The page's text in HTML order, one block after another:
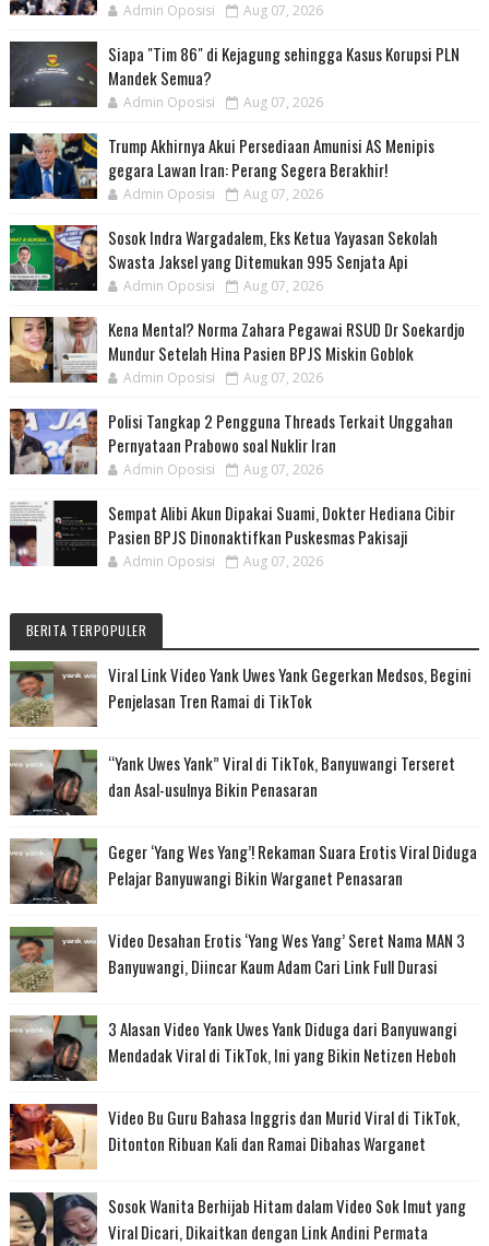
Admin Oposisi Aug 07, 2026
Siapa "Tim 86" di Kejagung sehingga Kasus Korupsi PLN
Mandek Semua?
Admin Oposisi Aug 07, 2026
Trump Akhirnya Akui Persediaan Amunisi AS Menipis
gegara Lawan Iran: Perang Segera Berakhir!
Admin Oposisi Aug 07, 2026
Sosok Indra Wargadalem, Eks Ketua Yayasan Sekolah
Swasta Jaksel yang Ditemukan 995 Senjata Api
Admin Oposisi Aug 07, 2026
Kena Mental? Norma Zahara Pegawai RSUD Dr Soekardjo
Mundur Setelah Hina Pasien BPJS Miskin Goblok
Admin Oposisi Aug 07, 2026
Polisi Tangkap 2 Pengguna Threads Terkait Unggahan
Pernyataan Prabowo soal Nuklir Iran
Admin Oposisi Aug 07, 2026
Sempat Alibi Akun Dipakai Suami, Dokter Hediana Cibir
Pasien BPJS Dinonaktifkan Puskesmas Pakisaji
Admin Oposisi Aug 07, 2026
BERITA TERPOPULER
Viral Link Video Yank Uwes Yank Gegerkan Medsos, Begini
Penjelasan Tren Ramai di TikTok
“Yank Uwes Yank” Viral di TikTok, Banyuwangi Terseret
dan Asal-usulnya Bikin Penasaran
Geger ‘Yang Wes Yang’! Rekaman Suara Erotis Viral Diduga
Pelajar Banyuwangi Bikin Warganet Penasaran
Video Desahan Erotis ‘Yang Wes Yang’ Seret Nama MAN 3
Banyuwangi, Diincar Kaum Adam Cari Link Full Durasi
3 Alasan Video Yank Uwes Yank Diduga dari Banyuwangi
Mendadak Viral di TikTok, Ini yang Bikin Netizen Heboh
Video Bu Guru Bahasa Inggris dan Murid Viral di TikTok,
Ditonton Ribuan Kali dan Ramai Dibahas Warganet
Sosok Wanita Berhijab Hitam dalam Video Sok Imut yang
Viral Dicari, Dikaitkan dengan Link Andini Permata